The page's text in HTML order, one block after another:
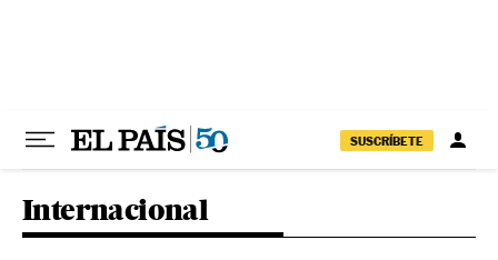
SUSCRÍBETE
Internacional